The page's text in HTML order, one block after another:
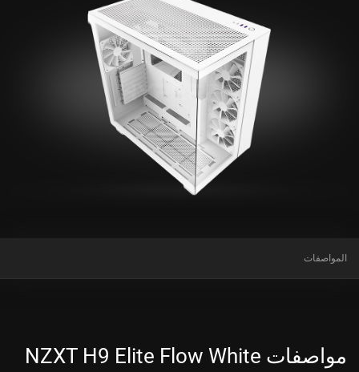
المواصفات
مواصفات NZXT H9 Elite Flow White